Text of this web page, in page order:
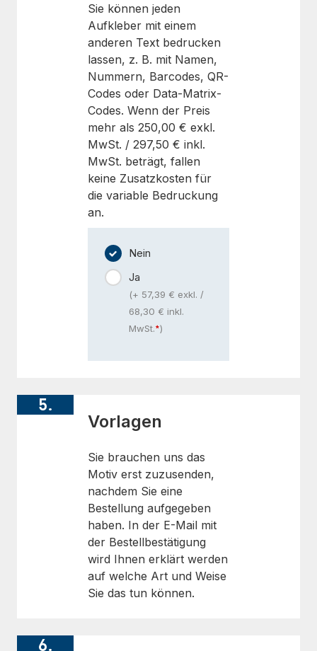
Sie können jeden
Aufkleber mit einem
anderen Text bedrucken
lassen, z. B. mit Namen,
Nummern, Barcodes, QR-
Codes oder Data-Matrix-
Codes. Wenn der Preis
mehr als 250,00 € exkl.
MwSt. / 297,50 € inkl.
MwSt. beträgt, fallen
keine Zusatzkosten für
die variable Bedruckung
an.
Nein
Ja
(+ 57,39 € exkl. /
68,30 € inkl.
MwSt. )
5.
Vorlagen
Sie brauchen uns das
Motiv erst zuzusenden,
nachdem Sie eine
Bestellung aufgegeben
haben. In der E-Mail mit
der Bestellbestätigung
wird Ihnen erklärt werden
auf welche Art und Weise
Sie das tun können.
6.